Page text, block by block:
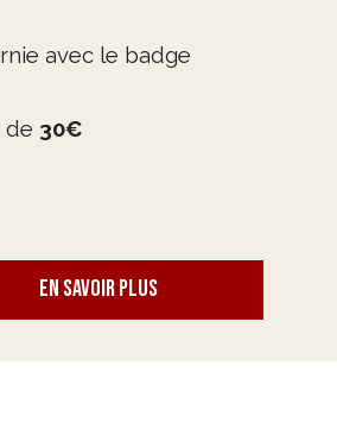
avec le badge
de 30€
En savoir plus